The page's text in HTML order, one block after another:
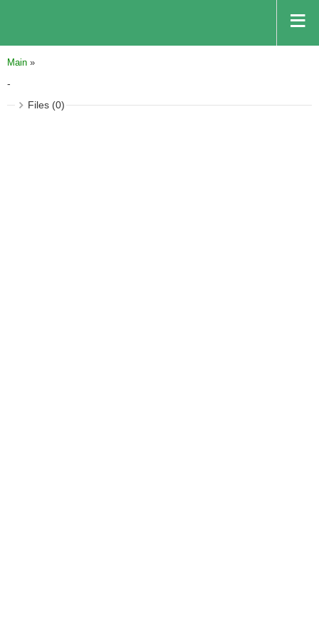
Main »
-
Files (0)